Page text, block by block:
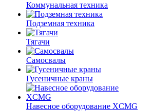
Коммунальная техника
Подземная техника
Тягачи
Самосвалы
Гусеничные краны
Навесное оборудование XCMG